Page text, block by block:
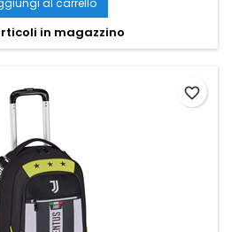
al carrello
in magazzino
favorite_border